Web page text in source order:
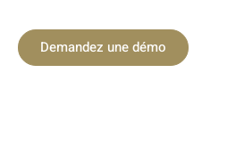
Demandez une démo